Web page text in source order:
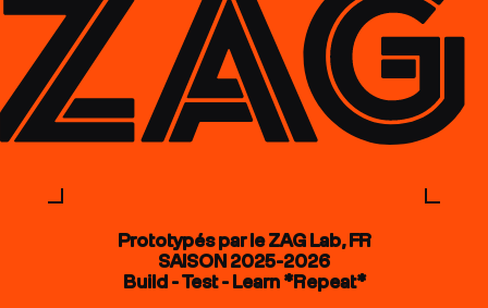
Prototypés par le ZAG Lab, FR
SAISON 2025-2026
Build - Test - Learn *Repeat*